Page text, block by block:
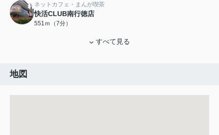
ネットカフェ・まんが喫茶
快活CLUB南行徳店
551ｍ（7分）
すべて見る
地図